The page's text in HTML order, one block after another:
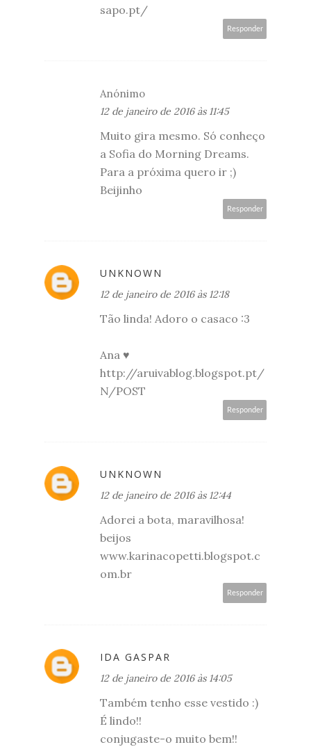
sapo.pt/
Responder
Anónimo
12 de janeiro de 2016 às 11:45
Muito gira mesmo. Só conheço
a Sofia do Morning Dreams.
Para a próxima quero ir ;)
Beijinho
Responder
UNKNOWN
12 de janeiro de 2016 às 12:18
Tão linda! Adoro o casaco :3
Ana ♥
http://aruivablog.blogspot.pt/
N/POST
Responder
UNKNOWN
12 de janeiro de 2016 às 12:44
Adorei a bota, maravilhosa!
beijos
www.karinacopetti.blogspot.c
om.br
Responder
IDA GASPAR
12 de janeiro de 2016 às 14:05
Também tenho esse vestido :)
É lindo!!
conjugaste-o muito bem!!